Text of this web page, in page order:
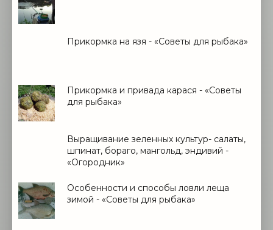
Прикормка на язя - «Советы для рыбака»
Прикормка и привада карася - «Советы
для рыбака»
Выращивание зеленных культур- салаты,
шпинат, бораго, мангольд, эндивий -
«Огородник»
Особенности и способы ловли леща
зимой - «Советы для рыбака»